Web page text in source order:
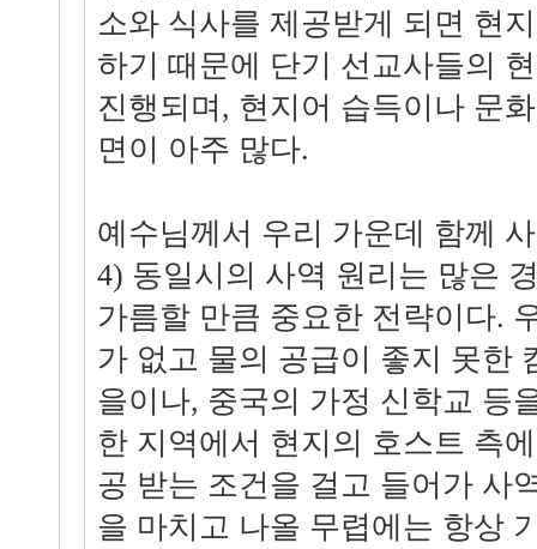
소와 식사를 제공받게 되면 현
하기 때문에 단기 선교사들의
진행되며, 현지어 습득이나 문
면이 아주 많다.
예수님께서 우리 가운데 함께
4) 동일시의 사역 원리는 많은
가름할 만큼 중요한 전략이다.
가 없고 물의 공급이 좋지 못한
을이나, 중국의 가정 신학교 등
한 지역에서 현지의 호스트 측
공 받는 조건을 걸고 들어가 사
을 마치고 나올 무렵에는 항상